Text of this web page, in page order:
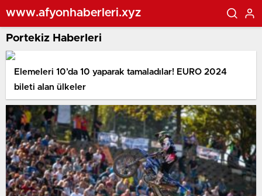
www.afyonhaberleri.xyz
Portekiz Haberleri
Elemeleri 10’da 10 yaparak tamaladılar! EURO 2024
bileti alan ülkeler